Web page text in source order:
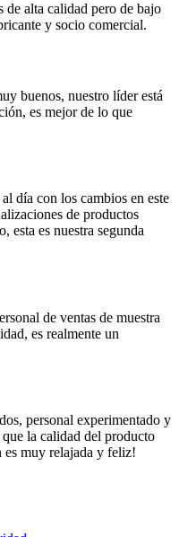
de alta calidad pero de bajo
y socio comercial.
buenos, nuestro líder está
es mejor de lo que
día con los cambios en este
de productos
esta es nuestra segunda
de ventas de muestra
es realmente un
personal experimentado y
la calidad del producto
es muy relajada y feliz!